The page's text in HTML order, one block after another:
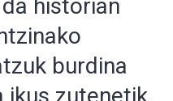
historian
burdina